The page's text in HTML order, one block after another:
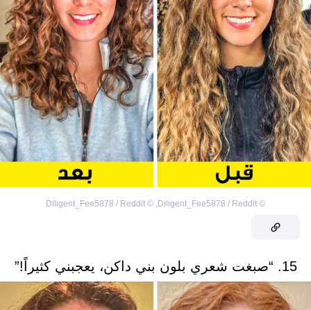
©
Diligent_Fee5878 / Reddit
©
Diligent_Fee5878 / Reddit
15. “صبغت شعري بلون بني داكن، يعجبني كثيراً!”